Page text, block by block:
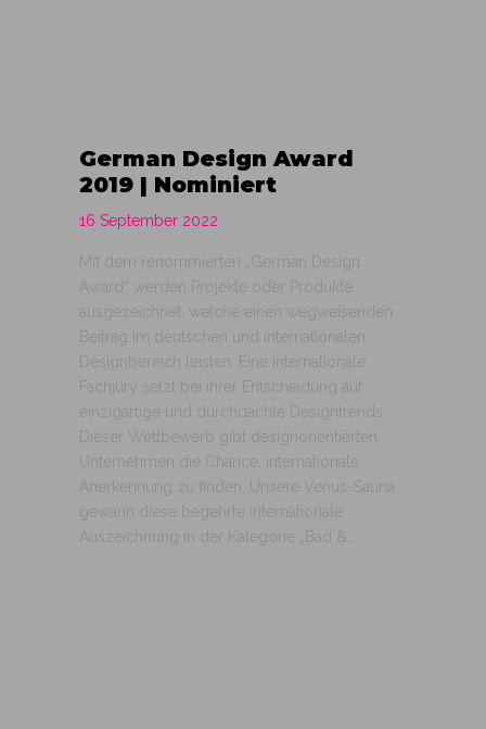
German Design Award
2019 | Nominiert
16 September 2022
Mit dem renommierten „German Design
Award“ werden Projekte oder Produkte
ausgezeichnet, welche einen wegweisenden
Beitrag im deutschen und internationalen
Designbereich leisten. Eine internationale
Fachjury setzt bei ihrer Entscheidung auf
einzigartige und durchdachte Designtrends.
Dieser Wettbewerb gibt designorientierten
Unternehmen die Chance, internationale
Anerkennung zu finden. Unsere Venus-Sauna
gewann diese begehrte internationale
Auszeichnung in der Kategorie „Bad &...